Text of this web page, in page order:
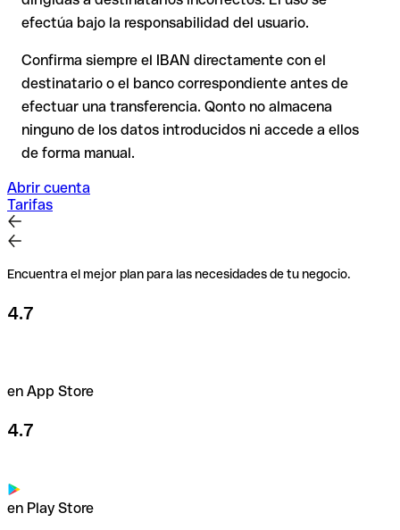
Recomendación: Verifica cada IBAN antes de una
transferencia con nuestro IBAN Checker gratuito y, en caso
de duda, confírmalo directamente con el destinatario. Esta
precaución es especialmente importante con importes
elevados o nuevas relaciones comerciales.
efectúa bajo la responsabilidad del usuario.
Confirma siempre el IBAN directamente con el
destinatario o el banco correspondiente antes de
efectuar una transferencia. Qonto no almacena
ninguno de los datos introducidos ni accede a ellos
de forma manual.
Abrir cuenta
Tarifas
Encuentra el mejor plan para las necesidades de tu negocio.
4.7
en App Store
4.7
en Play Store